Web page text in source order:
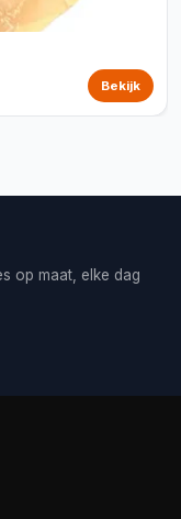
Bekijk
op maat, elke dag